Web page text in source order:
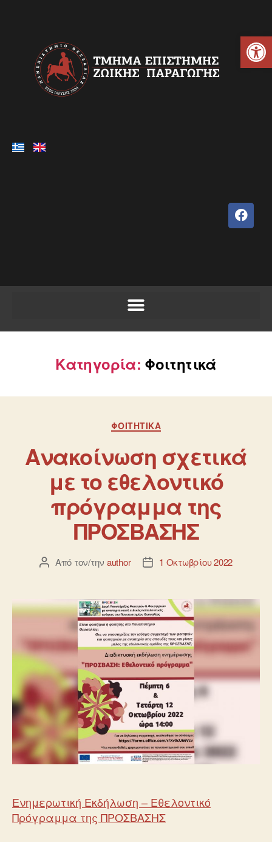
Ανοίξτε τη γραμμή εργαλείων
Κατηγορία: Φοιτητικά
ΦΟΙΤΗΤΙΚΆ
Ανακοίνωση σχετικά
με το εθελοντικό
πρόγραμμα της
ΠΡΟΣΒΑΣΗΣ
Από τον/την author 1 Οκτωβρίου 2022
Ενημερωτική Εκδήλωση – Εθελοντικό
Πρόγραμμα της ΠΡΟΣΒΑΣΗΣ